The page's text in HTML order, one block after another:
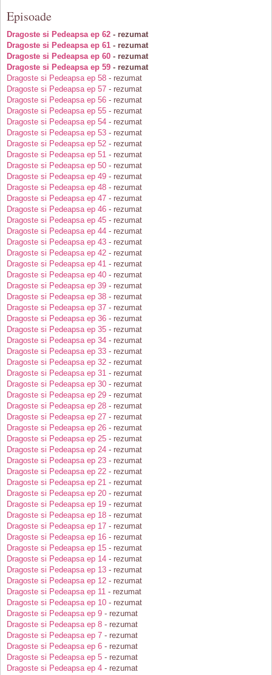
Episoade
Dragoste si Pedeapsa ep 62 - rezumat
Dragoste si Pedeapsa ep 61 - rezumat
Dragoste si Pedeapsa ep 60 - rezumat
Dragoste si Pedeapsa ep 59 - rezumat
Dragoste si Pedeapsa ep 58 - rezumat
Dragoste si Pedeapsa ep 57 - rezumat
Dragoste si Pedeapsa ep 56 - rezumat
Dragoste si Pedeapsa ep 55 - rezumat
Dragoste si Pedeapsa ep 54 - rezumat
Dragoste si Pedeapsa ep 53 - rezumat
Dragoste si Pedeapsa ep 52 - rezumat
Dragoste si Pedeapsa ep 51 - rezumat
Dragoste si Pedeapsa ep 50 - rezumat
Dragoste si Pedeapsa ep 49 - rezumat
Dragoste si Pedeapsa ep 48 - rezumat
Dragoste si Pedeapsa ep 47 - rezumat
Dragoste si Pedeapsa ep 46 - rezumat
Dragoste si Pedeapsa ep 45 - rezumat
Dragoste si Pedeapsa ep 44 - rezumat
Dragoste si Pedeapsa ep 43 - rezumat
Dragoste si Pedeapsa ep 42 - rezumat
Dragoste si Pedeapsa ep 41 - rezumat
Dragoste si Pedeapsa ep 40 - rezumat
Dragoste si Pedeapsa ep 39 - rezumat
Dragoste si Pedeapsa ep 38 - rezumat
Dragoste si Pedeapsa ep 37 - rezumat
Dragoste si Pedeapsa ep 36 - rezumat
Dragoste si Pedeapsa ep 35 - rezumat
Dragoste si Pedeapsa ep 34 - rezumat
Dragoste si Pedeapsa ep 33 - rezumat
Dragoste si Pedeapsa ep 32 - rezumat
Dragoste si Pedeapsa ep 31 - rezumat
Dragoste si Pedeapsa ep 30 - rezumat
Dragoste si Pedeapsa ep 29 - rezumat
Dragoste si Pedeapsa ep 28 - rezumat
Dragoste si Pedeapsa ep 27 - rezumat
Dragoste si Pedeapsa ep 26 - rezumat
Dragoste si Pedeapsa ep 25 - rezumat
Dragoste si Pedeapsa ep 24 - rezumat
Dragoste si Pedeapsa ep 23 - rezumat
Dragoste si Pedeapsa ep 22 - rezumat
Dragoste si Pedeapsa ep 21 - rezumat
Dragoste si Pedeapsa ep 20 - rezumat
Dragoste si Pedeapsa ep 19 - rezumat
Dragoste si Pedeapsa ep 18 - rezumat
Dragoste si Pedeapsa ep 17 - rezumat
Dragoste si Pedeapsa ep 16 - rezumat
Dragoste si Pedeapsa ep 15 - rezumat
Dragoste si Pedeapsa ep 14 - rezumat
Dragoste si Pedeapsa ep 13 - rezumat
Dragoste si Pedeapsa ep 12 - rezumat
Dragoste si Pedeapsa ep 11 - rezumat
Dragoste si Pedeapsa ep 10 - rezumat
Dragoste si Pedeapsa ep 9 - rezumat
Dragoste si Pedeapsa ep 8 - rezumat
Dragoste si Pedeapsa ep 7 - rezumat
Dragoste si Pedeapsa ep 6 - rezumat
Dragoste si Pedeapsa ep 5 - rezumat
Dragoste si Pedeapsa ep 4 - rezumat